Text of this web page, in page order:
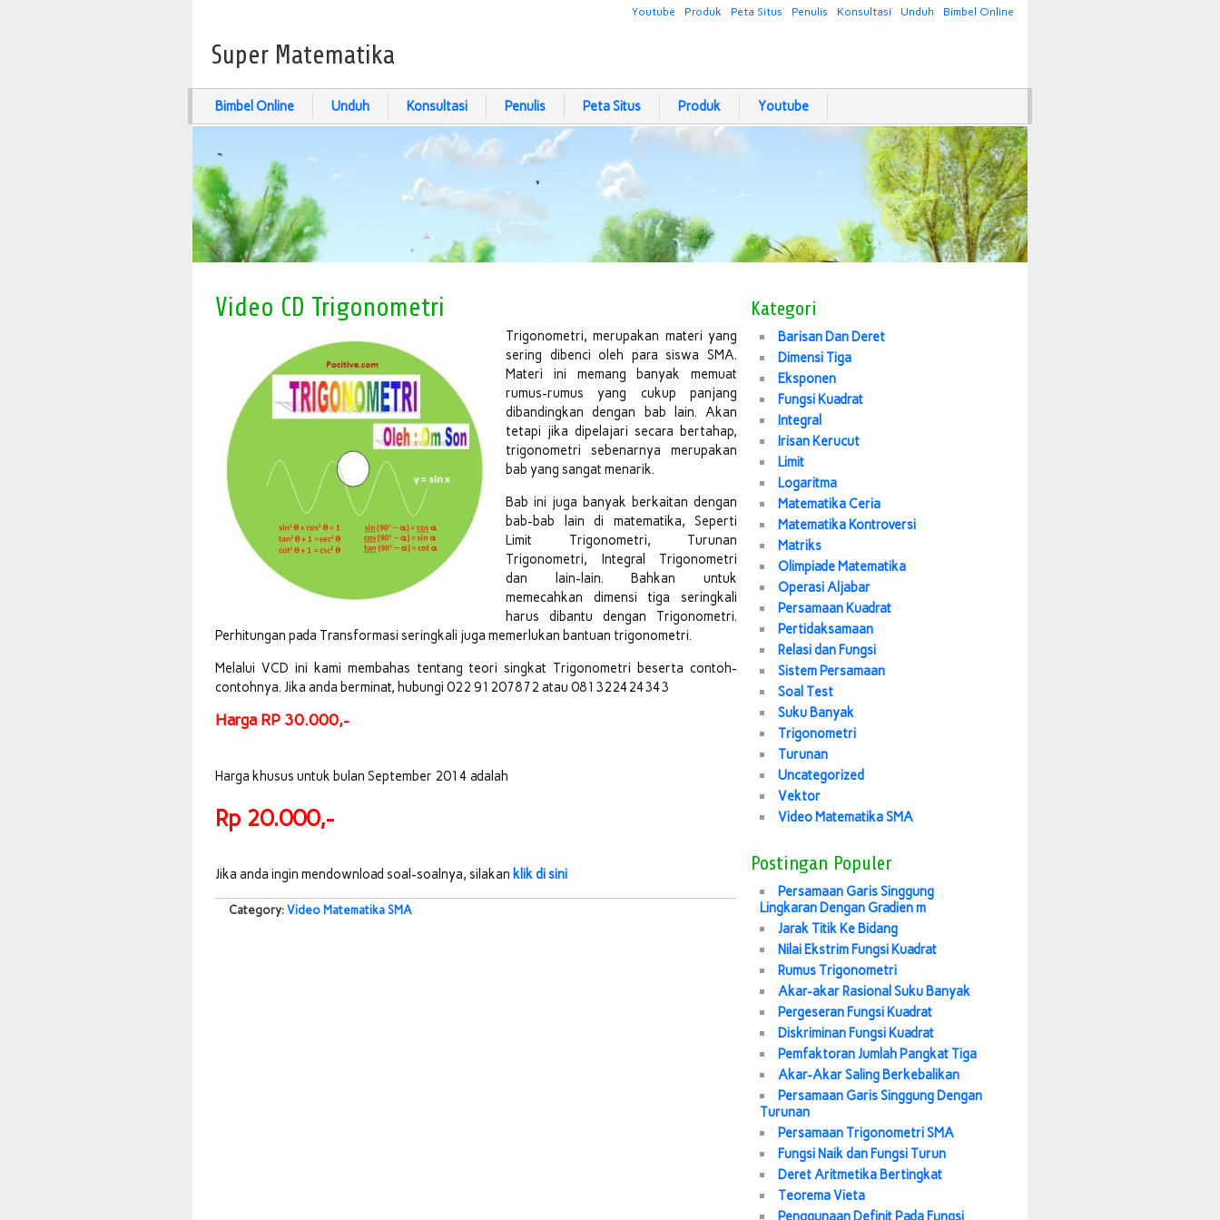
Bimbel Online
Unduh
Konsultasi
Penulis
Peta Situs
Produk
Youtube
Super Matematika
Bimbel Online Unduh Konsultasi Penulis Peta Situs Produk Youtube
Video CD Trigonometri
Trigonometri, merupakan materi yang
sering dibenci oleh para siswa SMA.
Materi ini memang banyak memuat
rumus-rumus yang cukup panjang
dibandingkan dengan bab lain. Akan
tetapi jika dipelajari secara bertahap,
trigonometri sebenarnya merupakan
bab yang sangat menarik.
Bab ini juga banyak berkaitan dengan
bab-bab lain di matematika, Seperti
Limit Trigonometri, Turunan
Trigonometri, Integral Trigonometri
dan lain-lain. Bahkan untuk
memecahkan dimensi tiga seringkali
harus dibantu dengan Trigonometri.
Perhitungan pada Transformasi seringkali juga memerlukan bantuan trigonometri.
Melalui VCD ini kami membahas tentang teori singkat Trigonometri beserta contoh-
contohnya. Jika anda berminat, hubungi 022 91207872 atau 081322424343
Harga RP 30.000,-
Harga khusus untuk bulan September 2014 adalah
Rp 20.000,-
Jika anda ingin mendownload soal-soalnya, silakan klik di sini
Category: Video Matematika SMA
Kategori
Barisan Dan Deret
Dimensi Tiga
Eksponen
Fungsi Kuadrat
Integral
Irisan Kerucut
Limit
Logaritma
Matematika Ceria
Matematika Kontroversi
Matriks
Olimpiade Matematika
Operasi Aljabar
Persamaan Kuadrat
Pertidaksamaan
Relasi dan Fungsi
Sistem Persamaan
Soal Test
Suku Banyak
Trigonometri
Turunan
Uncategorized
Vektor
Video Matematika SMA
Postingan Populer
Persamaan Garis Singgung
Lingkaran Dengan Gradien m
Jarak Titik Ke Bidang
Nilai Ekstrim Fungsi Kuadrat
Rumus Trigonometri
Akar-akar Rasional Suku Banyak
Pergeseran Fungsi Kuadrat
Diskriminan Fungsi Kuadrat
Pemfaktoran Jumlah Pangkat Tiga
Akar-Akar Saling Berkebalikan
Persamaan Garis Singgung Dengan
Turunan
Persamaan Trigonometri SMA
Fungsi Naik dan Fungsi Turun
Deret Aritmetika Bertingkat
Teorema Vieta
Penggunaan Definit Pada Fungsi